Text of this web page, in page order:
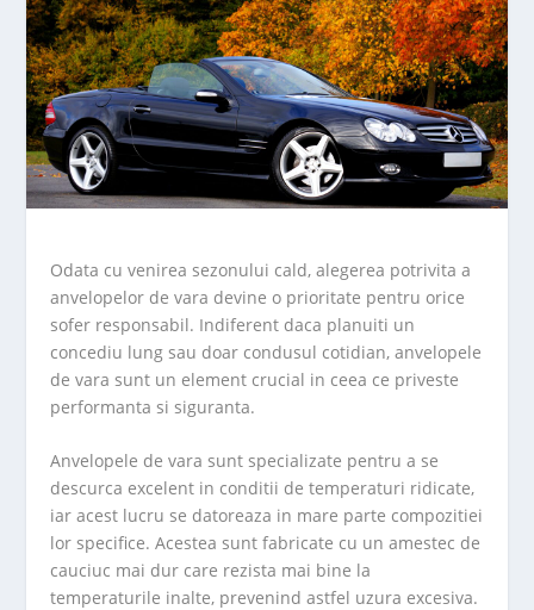
Odata cu venirea sezonului cald, alegerea potrivita a
anvelopelor de vara devine o prioritate pentru orice
sofer responsabil. Indiferent daca planuiti un
concediu lung sau doar condusul cotidian, anvelopele
de vara sunt un element crucial in ceea ce priveste
performanta si siguranta.
Anvelopele de vara sunt specializate pentru a se
descurca excelent in conditii de temperaturi ridicate,
iar acest lucru se datoreaza in mare parte compozitiei
lor specifice. Acestea sunt fabricate cu un amestec de
cauciuc mai dur care rezista mai bine la
temperaturile inalte, prevenind astfel uzura excesiva.